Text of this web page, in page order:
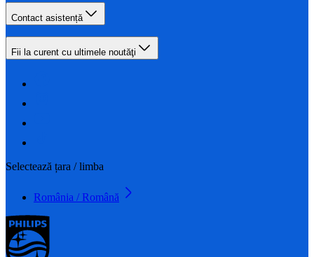
Contact asistență
Fii la curent cu ultimele noutăţi
Selectează țara / limba
România / Română